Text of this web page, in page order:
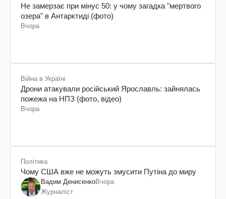
Не замерзає при мінус 50: у чому загадка "мертвого
озера" в Антарктиді (фото)
Вчора
Війна в Україні
Дрони атакували російський Ярославль: зайнялась
пожежа на НПЗ (фото, відео)
Вчора
Політика
Чому США вже не можуть змусити Путіна до миру
Вадим ДенисенкоВчора
Журналіст